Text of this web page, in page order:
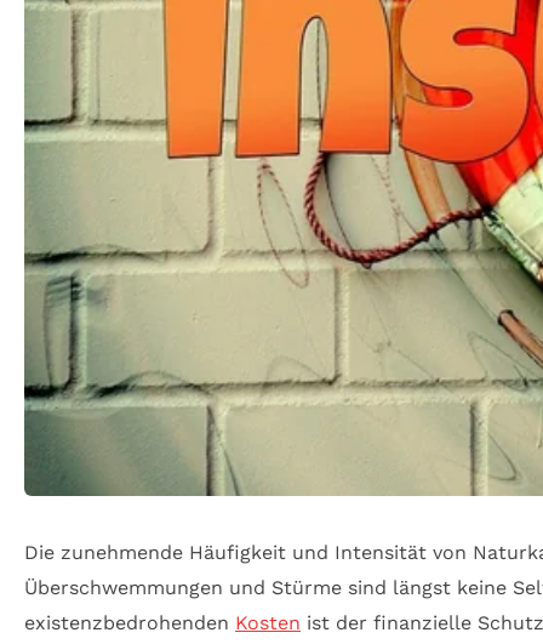
Die zunehmende Häufigkeit und Intensität von
Überschwemmungen und Stürme sind längst keine
existenzbedrohenden Kosten ist der finanzielle